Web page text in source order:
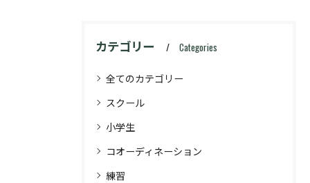
カテゴリー Categories
全てのカテゴリー
スクール
小学生
コオーディネーション
練習